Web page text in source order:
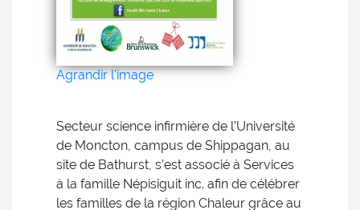
Agrandir l'image
Secteur science infirmière de l’Université
de Moncton, campus de Shippagan, au
site de Bathurst, s’est associé à Services
à la famille Népisiguit inc. afin de célébrer
les familles de la région Chaleur grâce au